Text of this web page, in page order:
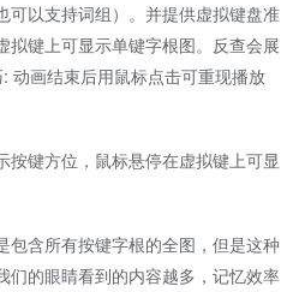
可以支持词组）。并提供虚拟键盘准
拟键上可显示单键字根图。反查会展
动画结束后用鼠标点击可重现播放
按键方位，鼠标悬停在虚拟键上可显
包含所有按键字根的全图，但是这种
们的眼睛看到的内容越多，记忆效率